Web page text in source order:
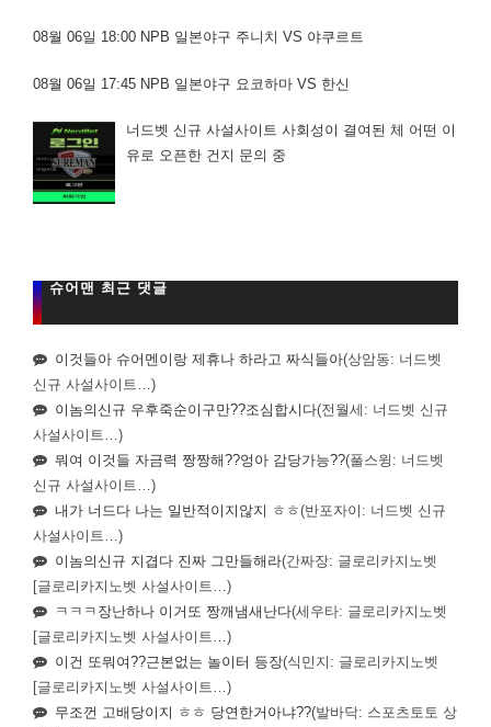
08월 06일 18:00 NPB 일본야구 주니치 VS 야쿠르트
08월 06일 17:45 NPB 일본야구 요코하마 VS 한신
너드벳 신규 사설사이트 사회성이 결여된 체 어떤 이
유로 오픈한 건지 문의 중
슈어맨 최근 댓글
이것들아 슈어멘이랑 제휴나 하라고 짜식들아(상암동: 너드벳
신규 사설사이트…)
이놈의신규 우후죽순이구만??조심합시다(전월세: 너드벳 신규
사설사이트…)
뭐여 이것들 자금력 짱짱해??엉아 감당가능??(풀스윙: 너드벳
신규 사설사이트…)
내가 너드다 나는 일반적이지않지 ㅎㅎ(반포자이: 너드벳 신규
사설사이트…)
이놈의신규 지겹다 진짜 그만들해라(간짜장: 글로리카지노벳
[글로리카지노벳 사설사이트…)
ㅋㅋㅋ장난하나 이거또 짱깨냄새난다(세우타: 글로리카지노벳
[글로리카지노벳 사설사이트…)
이건 또뭐여??근본없는 놀이터 등장(식민지: 글로리카지노벳
[글로리카지노벳 사설사이트…)
무조껀 고배당이지 ㅎㅎ 당연한거아냐??(발바닥: 스포츠토토 상